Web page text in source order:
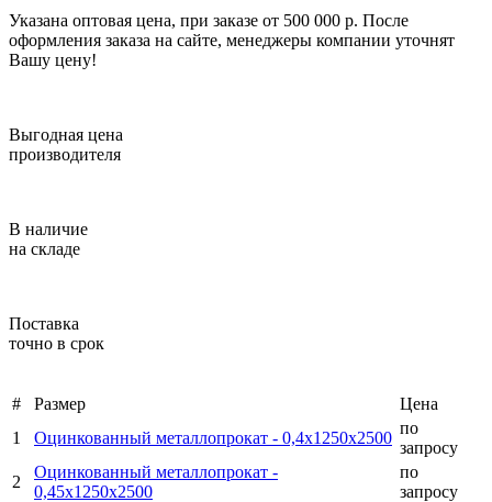
Указана оптовая цена, при заказе от 500 000 р. После
оформления заказа на сайте, менеджеры компании уточнят
Вашу цену!
Выгодная цена
производителя
В наличие
на складе
Поставка
точно в срок
# Размер
Цена
1
Оцинкованный металлопрокат - 0,4х1250х2500
по
запросу
2
Оцинкованный металлопрокат -
0,45х1250х2500
по
запросу